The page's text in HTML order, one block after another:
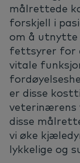
målrettede
forskjell i
om å utnytte
fettsyrer for
vitale
er disse
veterinærens
disse
vi øke
lykkelige og